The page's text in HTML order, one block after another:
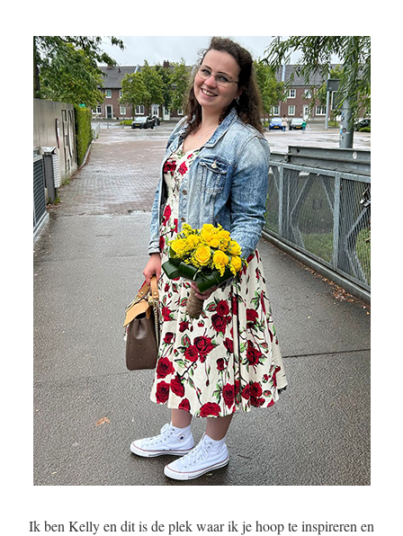
Ik ben Kelly en dit is de plek waar ik je hoop te inspireren en